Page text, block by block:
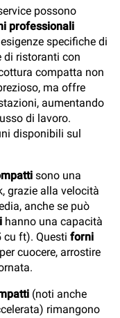
possono
professionali
specifiche di
di ristoranti con
compatta non
ma offre
aumentando
di lavoro.
disponibili sul
sono una
grazie alla velocità
anche se può
hanno una capacità
cu ft). Questi forni
cuocere, arrostire
(noti anche
rimangono